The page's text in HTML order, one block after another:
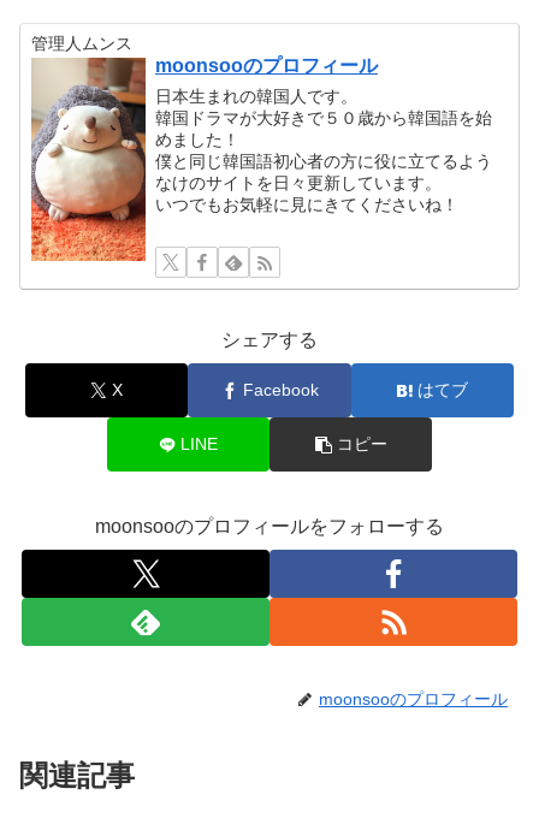
管理人ムンス
moonsooのプロフィール
日本生まれの韓国人です。
韓国ドラマが大好きで５０歳から韓国語を始
めました！
僕と同じ韓国語初心者の方に役に立てるよう
なけのサイトを日々更新しています。
いつでもお気軽に見にきてくださいね！
シェアする
X Facebook はてブ
LINE コピー
moonsooのプロフィールをフォローする
moonsooのプロフィール
関連記事